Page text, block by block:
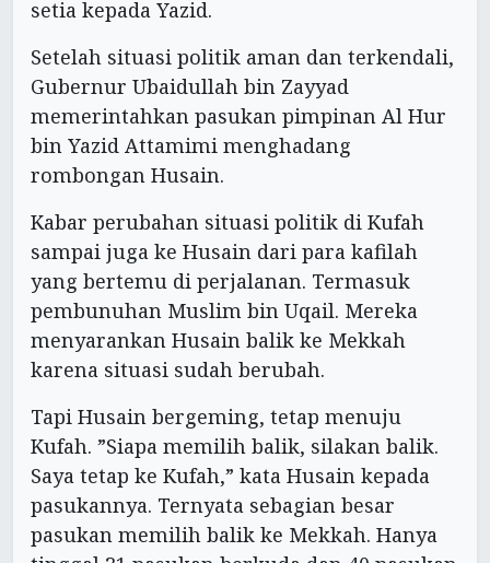
setia kepada Yazid.
Setelah situasi politik aman dan terkendali,
Gubernur Ubaidullah bin Zayyad
memerintahkan pasukan pimpinan Al Hur
bin Yazid Attamimi menghadang
rombongan Husain.
Kabar perubahan situasi politik di Kufah
sampai juga ke Husain dari para kafilah
yang bertemu di perjalanan. Termasuk
pembunuhan Muslim bin Uqail. Mereka
menyarankan Husain balik ke Mekkah
karena situasi sudah berubah.
Tapi Husain bergeming, tetap menuju
Kufah. ”Siapa memilih balik, silakan balik.
Saya tetap ke Kufah,” kata Husain kepada
pasukannya. Ternyata sebagian besar
pasukan memilih balik ke Mekkah. Hanya